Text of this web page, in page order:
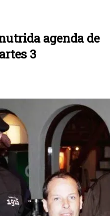
agenda de
3